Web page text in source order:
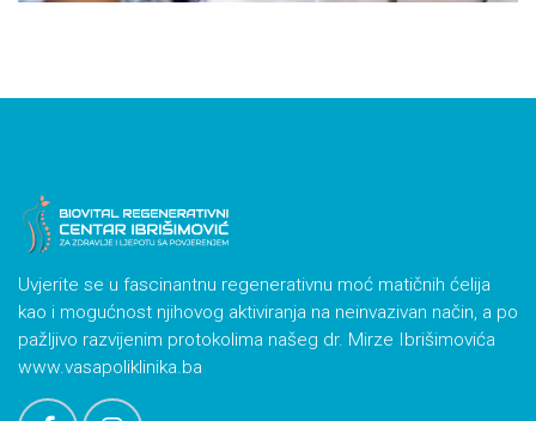
Uvjerite se u fascinantnu regenerativnu moć matičnih ćelija
kao i mogućnost njihovog aktiviranja na neinvazivan način, a po
pažljivo razvijenim protokolima našeg dr. Mirze Ibrišimovića
www.vasapoliklinika.ba